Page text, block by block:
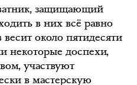
защищающий
в них всё равно
около пятидесяти
некоторые доспехи,
участвуют
в мастерскую